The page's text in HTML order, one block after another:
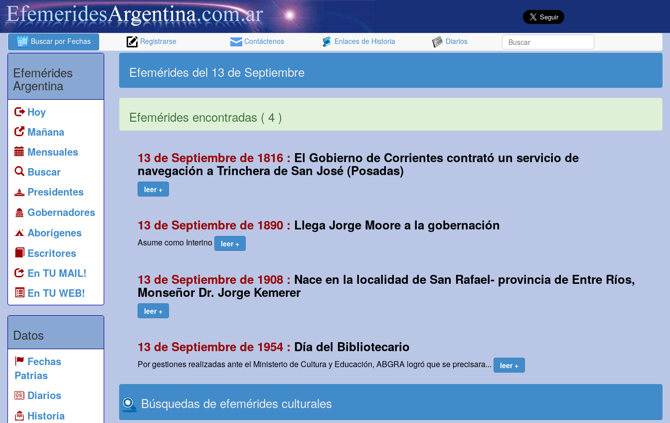
Buscar por Fechas Registrarse Contáctenos Enlaces de Historia Diarios
Efemérides
Argentina
Hoy
Mañana
Mensuales
Buscar
Presidentes
Gobernadores
Aborígenes
Escritores
En TU MAIL!
En TU WEB!
Datos
Fechas
Patrias
Diarios
Historia
Efemérides del 13 de Septiembre
Efemérides encontradas ( 4 )
13 de Septiembre de 1816 : El Gobierno de Corrientes contrató un servicio de
navegación a Trinchera de San José (Posadas)
leer +
13 de Septiembre de 1890 : Llega Jorge Moore a la gobernación
Asume como Interino leer +
13 de Septiembre de 1908 : Nace en la localidad de San Rafael- provincia de Entre Ríos,
Monseñor Dr. Jorge Kemerer
leer +
13 de Septiembre de 1954 : Día del Bibliotecario
Por gestiones realizadas ante el Ministerio de Cultura y Educación, ABGRA logró que se precisara... leer +
Búsquedas de efemérides culturales